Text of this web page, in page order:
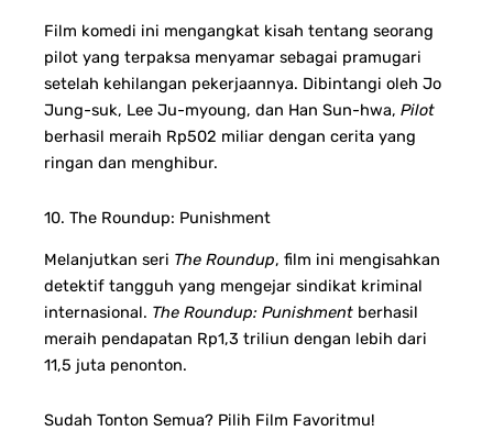
Film komedi ini mengangkat kisah tentang seorang
pilot yang terpaksa menyamar sebagai pramugari
setelah kehilangan pekerjaannya. Dibintangi oleh Jo
Jung-suk, Lee Ju-myoung, dan Han Sun-hwa, Pilot
berhasil meraih Rp502 miliar dengan cerita yang
ringan dan menghibur.
10. The Roundup: Punishment
Melanjutkan seri The Roundup, film ini mengisahkan
detektif tangguh yang mengejar sindikat kriminal
internasional. The Roundup: Punishment berhasil
meraih pendapatan Rp1,3 triliun dengan lebih dari
11,5 juta penonton.
Sudah Tonton Semua? Pilih Film Favoritmu!